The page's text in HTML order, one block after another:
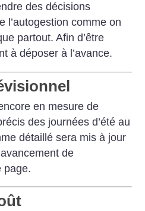
des décisions
l’autogestion comme on
partout. Afin d’être
à déposer à l’avance.
en mesure de
des journées d’été au
détaillé sera mis à jour
de
page.